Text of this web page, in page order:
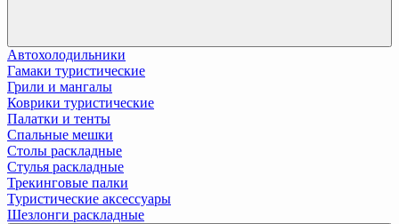
Автохолодильники
Гамаки туристические
Грили и мангалы
Коврики туристические
Палатки и тенты
Спальные мешки
Столы раскладные
Стулья раскладные
Трекинговые палки
Туристические аксессуары
Шезлонги раскладные